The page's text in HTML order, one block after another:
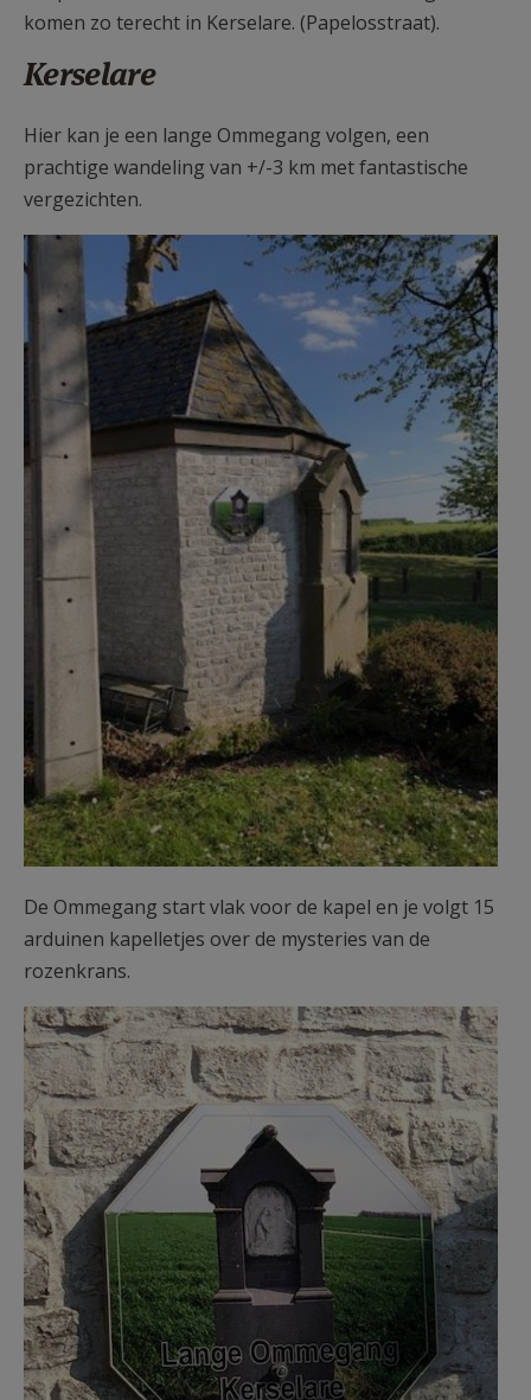
komen zo terecht in Kerselare. (Papelosstraat).
Kerselare
Hier kan je een lange Ommegang volgen, een
prachtige wandeling van +/-3 km met fantastische
vergezichten.
Wandeling2.jpg
De Ommegang start vlak voor de kapel en je volgt 15
arduinen kapelletjes over de mysteries van de
rozenkrans.
Wandeling3.jpg